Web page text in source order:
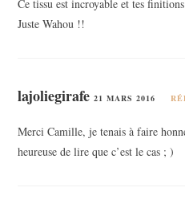
Ce tissu est incroyable et tes
Juste Wahou !!
lajoliegirafe 21 MARS 2016
Merci Camille, je tenais à faire
heureuse de lire que c’est le cas ; )